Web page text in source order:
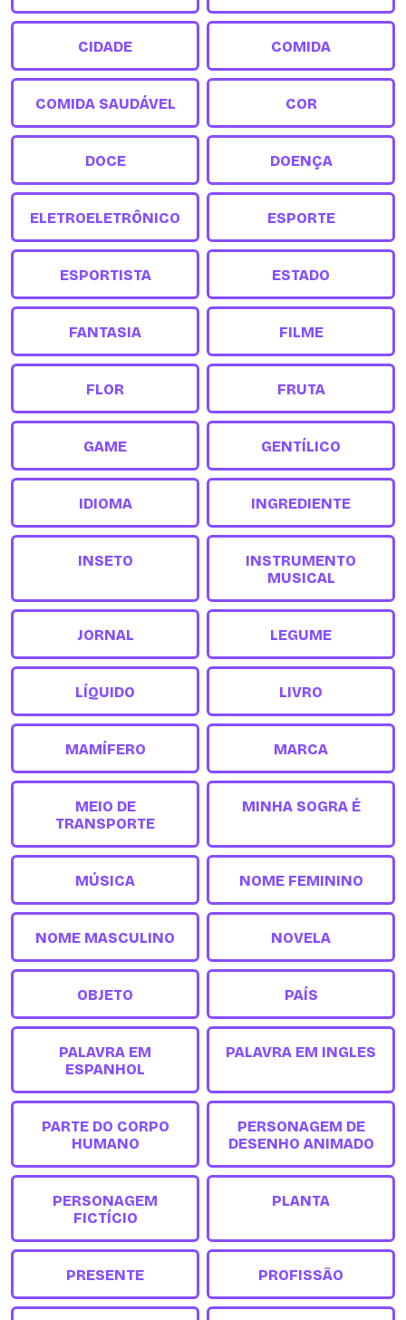
CIDADE COMIDA
COMIDA SAUDÁVEL COR
DOCE DOENÇA
ELETROELETRÔNICO ESPORTE
ESPORTISTA ESTADO
FANTASIA FILME
FLOR FRUTA
GAME GENTÍLICO
IDIOMA INGREDIENTE
INSETO
INSTRUMENTO
MUSICAL
JORNAL LEGUME
LÍQUIDO LIVRO
MAMÍFERO MARCA
MEIO DE
TRANSPORTE
MINHA SOGRA É
MÚSICA NOME FEMININO
NOME MASCULINO NOVELA
OBJETO PAÍS
PALAVRA EM
ESPANHOL
PALAVRA EM INGLES
PARTE DO CORPO
HUMANO
PERSONAGEM DE
DESENHO ANIMADO
PERSONAGEM
FICTÍCIO
PLANTA
PRESENTE PROFISSÃO